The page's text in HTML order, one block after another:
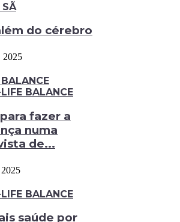
SÃ
do cérebro
2025
BALANCE
fazer a
numa
de...
BALANCE
saúde por